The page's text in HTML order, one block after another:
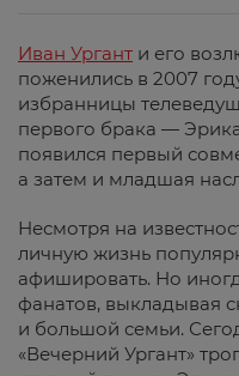
Иван Ургант и его
поженились в 2007
избранницы
первого брака —
появился первый
а затем и младшая
Несмотря на
личную жизнь
афишировать. Но
фанатов, выкладывая
и большой семьи.
«Вечерний Ургант»